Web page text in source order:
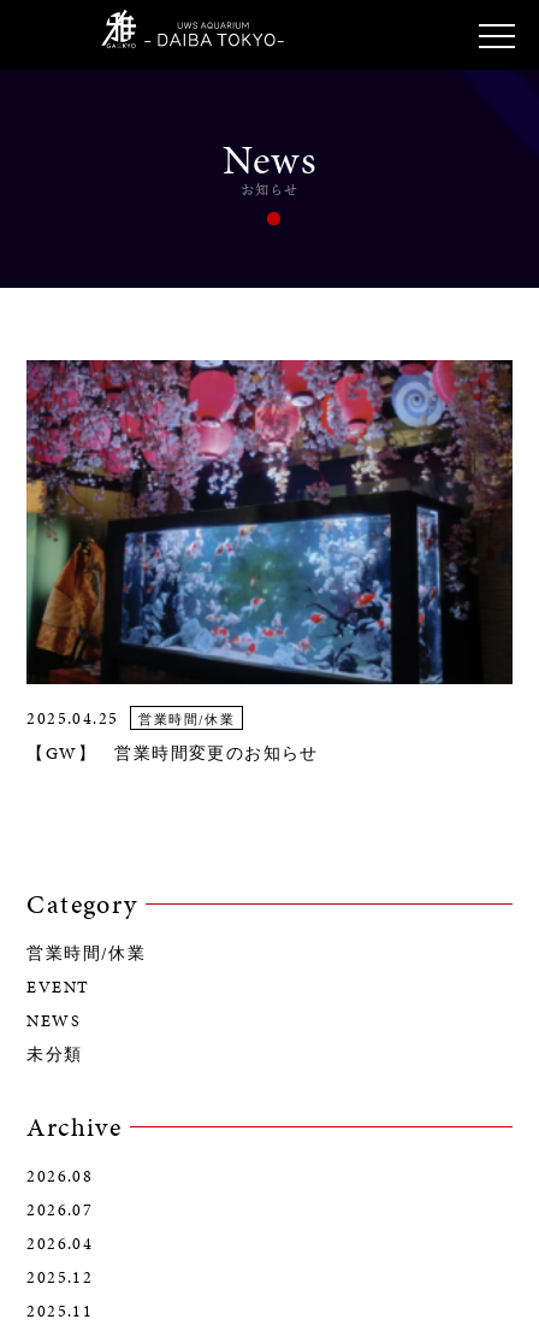
News
お知らせ
2025.04.25 営業時間/休業
【GW】 営業時間変更のお知らせ
Category
営業時間/休業
EVENT
NEWS
未分類
Archive
2026.08
2026.07
2026.04
2025.12
2025.11